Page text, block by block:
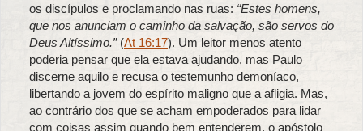
os discípulos e proclamando nas ruas: “Estes homens,
que nos anunciam o caminho da salvação, são servos do
Deus Altíssimo.” (At 16:17). Um leitor menos atento
poderia pensar que ela estava ajudando, mas Paulo
discerne aquilo e recusa o testemunho demoníaco,
libertando a jovem do espírito maligno que a afligia. Mas,
ao contrário dos que se acham empoderados para lidar
com coisas assim quando bem entenderem, o apóstolo